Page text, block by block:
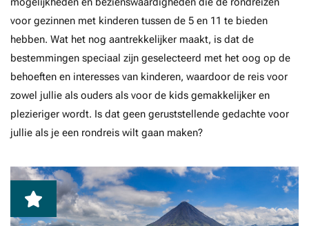
voor gezinnen met kinderen tussen de 5 en 11 te bieden
hebben. Wat het nog aantrekkelijker maakt, is dat de
bestemmingen speciaal zijn geselecteerd met het oog op de
behoeften en interesses van kinderen, waardoor de reis voor
zowel jullie als ouders als voor de kids gemakkelijker en
plezieriger wordt. Is dat geen geruststellende gedachte voor
jullie als je een rondreis wilt gaan maken?